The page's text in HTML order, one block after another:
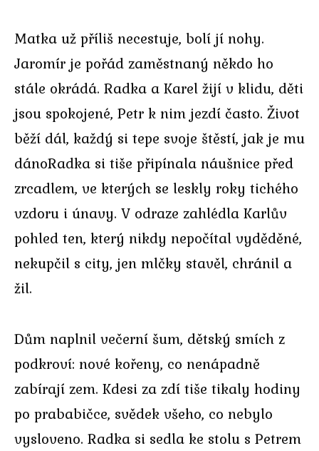
Matka už příliš necestuje, bolí jí nohy.
Jaromír je pořád zaměstnaný někdo ho
stále okrádá. Radka a Karel žijí v klidu, děti
jsou spokojené, Petr k nim jezdí často. Život
běží dál, každý si tepe svoje štěstí, jak je mu
dánoRadka si tiše připínala náušnice před
zrcadlem, ve kterých se leskly roky tichého
vzdoru i únavy. V odraze zahlédla Karlův
pohled ten, který nikdy nepočítal vyděděné,
nekupčil s city, jen mlčky stavěl, chránil a
žil.
Dům naplnil večerní šum, dětský smích z
podkroví: nové kořeny, co nenápadně
zabírají zem. Kdesi za zdí tiše tikaly hodiny
po prababičce, svědek všeho, co nebylo
vysloveno. Radka si sedla ke stolu s Petrem